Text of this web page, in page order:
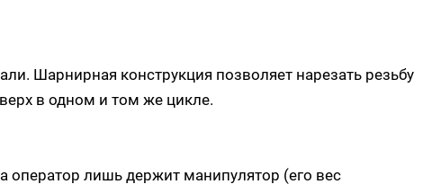
Шарнирная конструкция позволяет нарезать резьбу
в одном и том же цикле.
лишь держит манипулятор (его вес